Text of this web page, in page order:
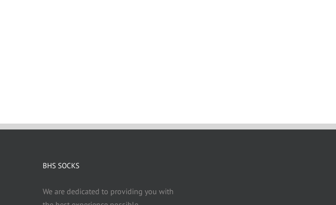
BHS SOCKS
We are dedicated to providing you with